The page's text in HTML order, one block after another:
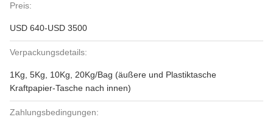
Preis:
USD 640-USD 3500
Verpackungsdetails:
1Kg, 5Kg, 10Kg, 20Kg/Bag (äußere und Plastiktasche
Kraftpapier-Tasche nach innen)
Zahlungsbedingungen: